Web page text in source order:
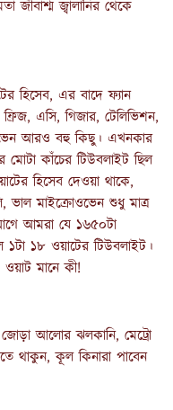
জীবাশ্ম জ্বালানির থেকে
হিসেব, এর বাদে ফ্যান
এসি, গিজার, টেলিভিশন,
আরও বহু কিছু। এখনকার
কাঁচের টিউবলাইট ছিল
হিসেব দেওয়া থাকে,
ভাল মাইক্রোওভেন শুধু মাত্র
আমরা যে ১৬৫০টা
১টা ১৮ ওয়াটের টিউবলাইট।
মানে কী!
আলোর ঝলকানি, মেট্রো
থাকুন, কূল কিনারা পাবেন